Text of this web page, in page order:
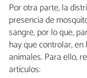
Por otra parte, la
presencia de
sangre, por lo que,
hay que controlar,
animales. Para ello,
artículos: